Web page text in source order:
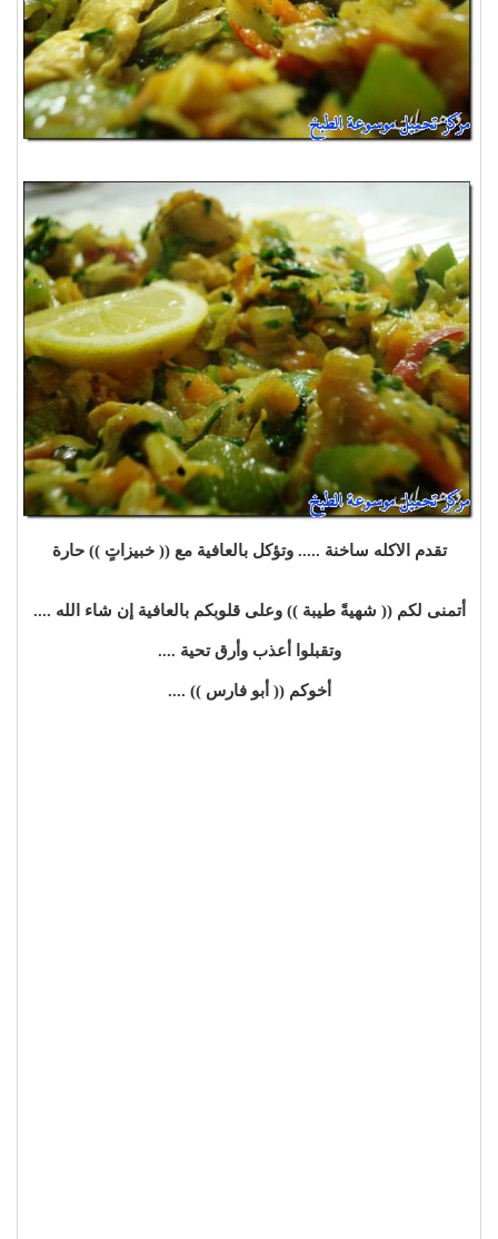
تقدم الاكله ساخنة ..... وتؤكل بالعافية مع (( خبيزاتٍ )) حارة
أتمنى لكم (( شهيةً طيبة )) وعلى قلوبكم بالعافية إن شاء الله ....
وتقبلوا أعذب وأرق تحية ....
أخوكم (( أبو فارس )) ....